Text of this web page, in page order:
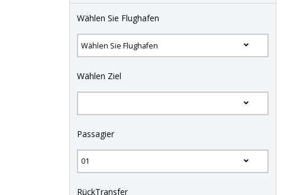
Wählen Sie Flughafen
Wählen Ziel
Passagier
RückTransfer